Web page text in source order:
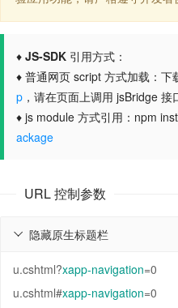
♦ JS-SDK 引用方式：
♦ 普通网页 script 方式加载：下
p ，请在页面上调用 jsBridge
♦ js module 方式引用：npm
ackage
URL 控制参数
隐藏原生标题栏

u.cshtml?xapp-navigation=0
u.cshtml#xapp-navigation=0